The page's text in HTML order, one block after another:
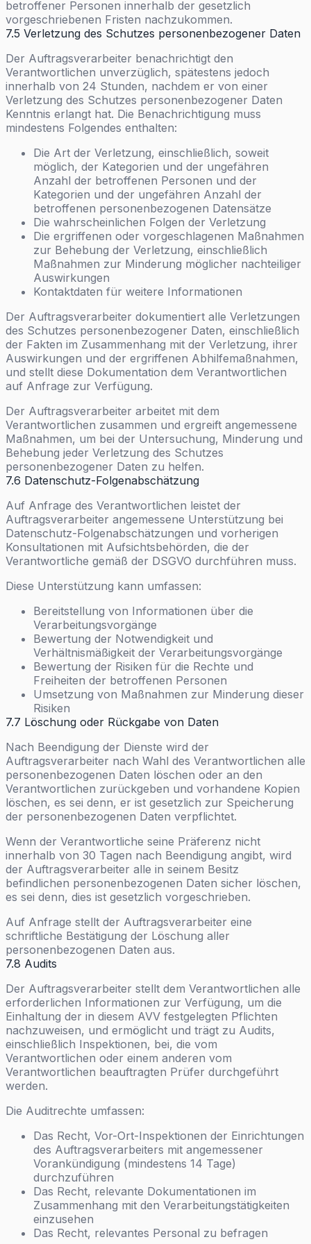
betroffener Personen innerhalb der gesetzlich
vorgeschriebenen Fristen nachzukommen.
7.5 Verletzung des Schutzes personenbezogener Daten
Der Auftragsverarbeiter benachrichtigt den
Verantwortlichen unverzüglich, spätestens jedoch
innerhalb von 24 Stunden, nachdem er von einer
Verletzung des Schutzes personenbezogener Daten
Kenntnis erlangt hat. Die Benachrichtigung muss
mindestens Folgendes enthalten:
Die Art der Verletzung, einschließlich, soweit
möglich, der Kategorien und der ungefähren
Anzahl der betroffenen Personen und der
Kategorien und der ungefähren Anzahl der
betroffenen personenbezogenen Datensätze
Die wahrscheinlichen Folgen der Verletzung
Die ergriffenen oder vorgeschlagenen Maßnahmen
zur Behebung der Verletzung, einschließlich
Maßnahmen zur Minderung möglicher nachteiliger
Auswirkungen
Kontaktdaten für weitere Informationen
Der Auftragsverarbeiter dokumentiert alle Verletzungen
des Schutzes personenbezogener Daten, einschließlich
der Fakten im Zusammenhang mit der Verletzung, ihrer
Auswirkungen und der ergriffenen Abhilfemaßnahmen,
und stellt diese Dokumentation dem Verantwortlichen
auf Anfrage zur Verfügung.
Der Auftragsverarbeiter arbeitet mit dem
Verantwortlichen zusammen und ergreift angemessene
Maßnahmen, um bei der Untersuchung, Minderung und
Behebung jeder Verletzung des Schutzes
personenbezogener Daten zu helfen.
7.6 Datenschutz-Folgenabschätzung
Auf Anfrage des Verantwortlichen leistet der
Auftragsverarbeiter angemessene Unterstützung bei
Datenschutz-Folgenabschätzungen und vorherigen
Konsultationen mit Aufsichtsbehörden, die der
Verantwortliche gemäß der DSGVO durchführen muss.
Diese Unterstützung kann umfassen:
Bereitstellung von Informationen über die
Verarbeitungsvorgänge
Bewertung der Notwendigkeit und
Verhältnismäßigkeit der Verarbeitungsvorgänge
Bewertung der Risiken für die Rechte und
Freiheiten der betroffenen Personen
Umsetzung von Maßnahmen zur Minderung dieser
Risiken
7.7 Löschung oder Rückgabe von Daten
Nach Beendigung der Dienste wird der
Auftragsverarbeiter nach Wahl des Verantwortlichen alle
personenbezogenen Daten löschen oder an den
Verantwortlichen zurückgeben und vorhandene Kopien
löschen, es sei denn, er ist gesetzlich zur Speicherung
der personenbezogenen Daten verpflichtet.
Wenn der Verantwortliche seine Präferenz nicht
innerhalb von 30 Tagen nach Beendigung angibt, wird
der Auftragsverarbeiter alle in seinem Besitz
befindlichen personenbezogenen Daten sicher löschen,
es sei denn, dies ist gesetzlich vorgeschrieben.
Auf Anfrage stellt der Auftragsverarbeiter eine
schriftliche Bestätigung der Löschung aller
personenbezogenen Daten aus.
7.8 Audits
Der Auftragsverarbeiter stellt dem Verantwortlichen alle
erforderlichen Informationen zur Verfügung, um die
Einhaltung der in diesem AVV festgelegten Pflichten
nachzuweisen, und ermöglicht und trägt zu Audits,
einschließlich Inspektionen, bei, die vom
Verantwortlichen oder einem anderen vom
Verantwortlichen beauftragten Prüfer durchgeführt
werden.
Die Auditrechte umfassen:
Das Recht, Vor-Ort-Inspektionen der Einrichtungen
des Auftragsverarbeiters mit angemessener
Vorankündigung (mindestens 14 Tage)
durchzuführen
Das Recht, relevante Dokumentationen im
Zusammenhang mit den Verarbeitungstätigkeiten
einzusehen
Das Recht, relevantes Personal zu befragen